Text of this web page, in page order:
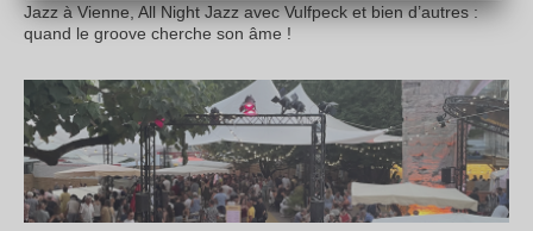
Jazz à Vienne, All Night Jazz avec Vulfpeck et bien d’autres :
quand le groove cherche son âme !